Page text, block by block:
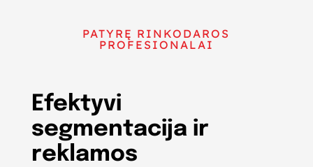
PATYRĘ RINKODAROS
PROFESIONALAI
Efektyvi
segmentacija ir
reklamos